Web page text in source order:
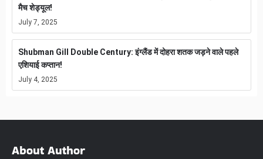
मैच शेड्यूल!
July 7, 2025
Shubman Gill Double Century: इंग्लैंड में दोहरा शतक जड़ने वाले पहले
एशियाई कप्तान!
July 4, 2025
About Author